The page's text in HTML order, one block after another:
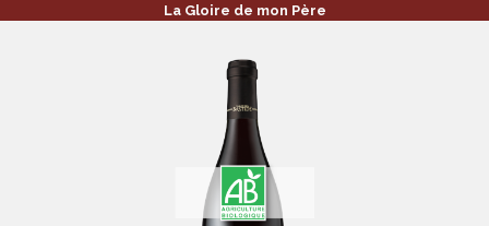
La Gloire de mon Père